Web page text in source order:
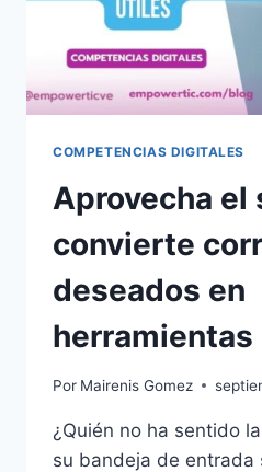
COMPETENCIAS DIGITALES
Aprovecha el
convierte
deseados en
Por Mairenis Gomez
¿Quién no ha sentido
su bandeja de entrada